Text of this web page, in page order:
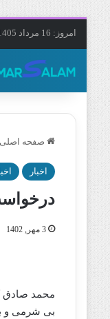
امروز: 16 مرداد 1405
صفحه اصلی
اخبار
3 مهر, 1402
محمد صادق
بی شرمی و